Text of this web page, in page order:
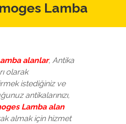
Lamba
alanlar, Antika
olarak
istediğiniz ve
antikalarınızı,
Lamba alan
almak için hizmet